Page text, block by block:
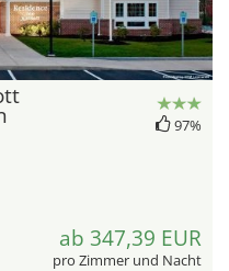
97%
ab 347,39 EUR
pro Zimmer und Nacht